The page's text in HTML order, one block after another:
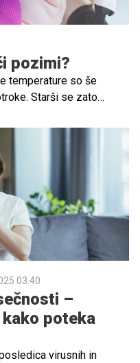
pozimi?
temperature so še
Starši se zato
napotkov.
03.40
–
poteka
virusnih in